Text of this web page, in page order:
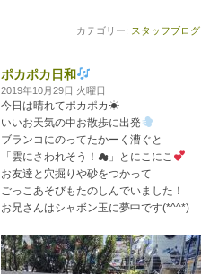
カテゴリー: スタッフブログ
ポカポカ日和
2019年10月29日 火曜日
今日は晴れてポカポカ☀
いいお天気の中お散歩に出発
ブランコにのってたかーく漕ぐと
「雲にさわれそう！ ☁ 」とにこにこ
お友達と穴掘りや砂をつかって
ごっこあそびもたのしんでいました！
お兄さんはシャボン玉に夢中です(*^^*)